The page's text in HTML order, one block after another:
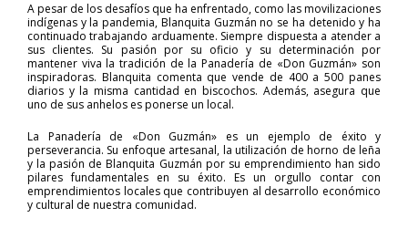
A pesar de los desafíos que ha enfrentado, como las movilizaciones
indígenas y la pandemia, Blanquita Guzmán no se ha detenido y ha
continuado trabajando arduamente. Siempre dispuesta a atender a
sus clientes. Su pasión por su oficio y su determinación por
mantener viva la tradición de la Panadería de «Don Guzmán» son
inspiradoras. Blanquita comenta que vende de 400 a 500 panes
diarios y la misma cantidad en biscochos. Además, asegura que
uno de sus anhelos es ponerse un local.
La Panadería de «Don Guzmán» es un ejemplo de éxito y
perseverancia. Su enfoque artesanal, la utilización de horno de leña
y la pasión de Blanquita Guzmán por su emprendimiento han sido
pilares fundamentales en su éxito. Es un orgullo contar con
emprendimientos locales que contribuyen al desarrollo económico
y cultural de nuestra comunidad.